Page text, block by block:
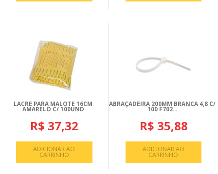
LACRE PARA MALOTE 16CM
AMARELO C/ 100UND
R$ 37,32
ADICIONAR AO
CARRINHO
ABRAÇADEIRA 200MM BRANCA 4,8 C/
100 F702...
R$ 35,88
ADICIONAR AO
CARRINHO